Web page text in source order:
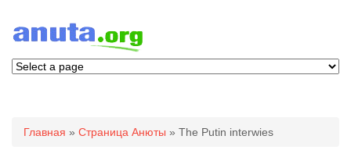
Вы здесь
Главная » Страница Анюты » The Putin interwies